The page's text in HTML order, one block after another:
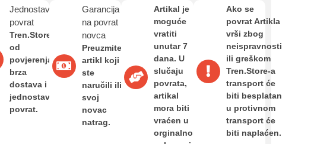
Jednostavan
povrat
Tren.Store
od
povjerenja,
brza
dostava i
jednostavan
povrat.
Garancija
na povrat
novca
Preuzmite
artikl koji
ste
naručili ili
svoj
novac
natrag.
Artikal je
moguće
vratiti
unutar 7
dana. U
slučaju
povrata,
artikal
mora biti
vraćen u
orginalnom
Ako se
povrat Artikla
vrši zbog
neispravnosti
ili greškom
Tren.Store-a
transport će
biti besplatan
u protivnom
transport će
biti naplaćen.
Informacije o dostavi
O nama
Privatnost kupca
prikazanih kartica ispod.
Sparkasse banka
Raiffeisen banka VISA